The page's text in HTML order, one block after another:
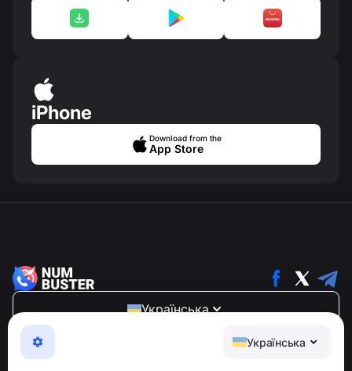
Українська
iPhone
Download from the
App Store
Українська
NumBuster © 2013—2026 ·
support@numbuster.com
Зручний додаток, що захищає вас від телефонного